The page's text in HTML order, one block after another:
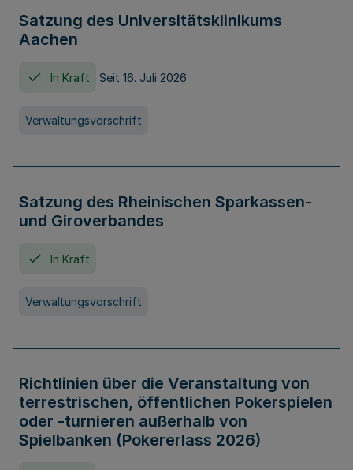
Satzung des Universitätsklinikums
Aachen
In Kraft Seit 16. Juli 2026
Verwaltungsvorschrift
Satzung des Rheinischen Sparkassen-
und Giroverbandes
In Kraft
Verwaltungsvorschrift
Richtlinien über die Veranstaltung von
terrestrischen, öffentlichen Pokerspielen
oder -turnieren außerhalb von
Spielbanken (Pokererlass 2026)